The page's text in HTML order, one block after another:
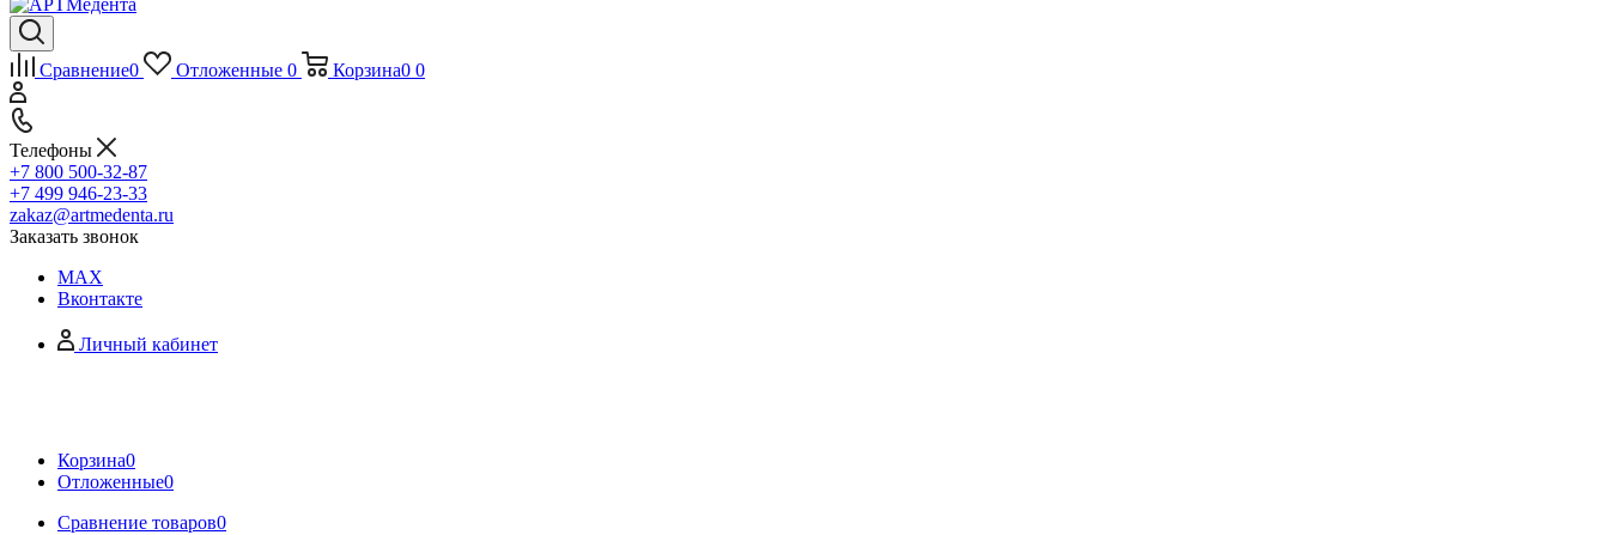
Сравнение0 Отложенные 0 Корзина0 0
Телефоны
+7 800 500-32-87
+7 499 946-23-33
zakaz@artmedenta.ru
Заказать звонок
MAX
Вконтакте
Личный кабинет
Корзина0
Отложенные0
Сравнение товаров0